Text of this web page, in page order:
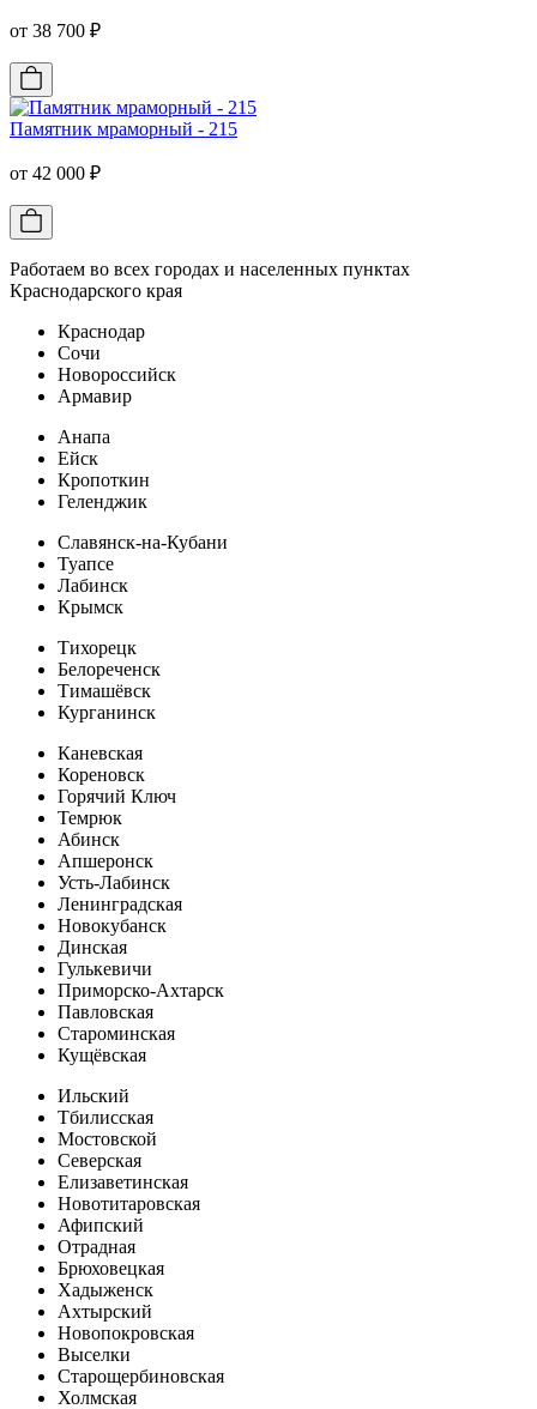
от 38 700 ₽
Памятник мраморный - 215
от 42 000 ₽
Работаем во всех городах и населенных пунктах
Краснодарского края
Краснодар
Сочи
Новороссийск
Армавир
Анапа
Ейск
Кропоткин
Геленджик
Славянск-на-Кубани
Туапсе
Лабинск
Крымск
Тихорецк
Белореченск
Тимашёвск
Курганинск
Каневская
Кореновск
Горячий Ключ
Темрюк
Абинск
Апшеронск
Усть-Лабинск
Ленинградская
Новокубанск
Динская
Гулькевичи
Приморско-Ахтарск
Павловская
Староминская
Кущёвская
Ильский
Тбилисская
Мостовской
Северская
Елизаветинская
Новотитаровская
Афипский
Отрадная
Брюховецкая
Хадыженск
Ахтырский
Новопокровская
Выселки
Старощербиновская
Холмская